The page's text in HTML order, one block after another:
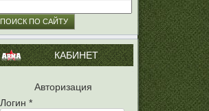
КАБИНЕТ
Авторизация
Логин *